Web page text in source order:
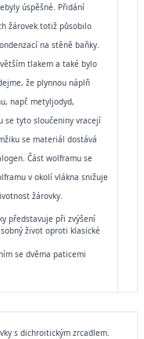
úspěšné. Přidání
žárovek totiž působilo
na stěně baňky.
tlakem a také bylo
že plynnou náplň
např. metyljodyd,
se tyto sloučeniny vracejí
se materiál dostává
Část wolframu se
v okolí vlákna snižuje
žárovky.
představuje při zvýšení
život oproti klasické
se dvěma paticemi
s dichroitickým zrcadlem.